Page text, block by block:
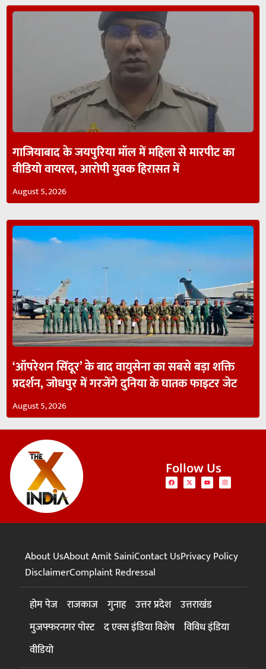
गाजियाबाद के जयपुरिया मॉल में महिला से मारपीट का
वीडियो वायरल, आरोपी युवक हिरासत में
August 5, 2026
‘ऑपरेशन सिंदूर’ के बाद वायुसेना का सबसे बड़ा शक्ति
प्रदर्शन, जोधपुर में गरजेंगे दुनिया के घातक फाइटर जेट
August 5, 2026
Follow Us
About UsAbout Amit SainiContact UsPrivacy Policy
DisclaimerComplaint Redressal
होम पेज राजकाज गुनाह उत्तर प्रदेश उत्तराखंड
मुजफ्फरनगर पोस्ट द एक्स इंडिया विशेष विविध इंडिया
वीडियो